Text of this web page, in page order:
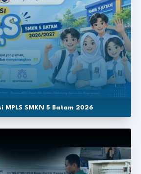
MPLS SMKN 5 Batam 2026